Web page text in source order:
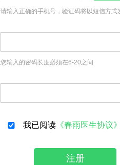
请输入正确的手机号，验证码将以短信方式
您输入的密码长度必须在6-20之间
我已阅读 《春雨医生协议
注册